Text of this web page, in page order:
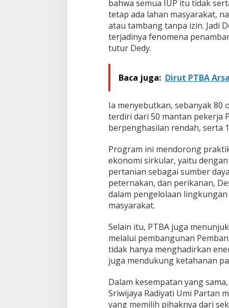
bahwa semua IUP itu tidak
tetap ada lahan masyarakat,
atau tambang tanpa izin. Jadi
terjadinya fenomena
tutur Dedy.
Baca juga: Dirut PTBA
Ia menyebutkan, sebanyak
terdiri dari 50 mantan pekerja
berpenghasilan rendah, serta
Program ini mendorong
ekonomi sirkular, yaitu
pertanian sebagai sumber
peternakan, dan perikanan,
dalam pengelolaan
masyarakat.
Selain itu, PTBA juga
melalui pembangunan
tidak hanya menghadirkan
juga mendukung ketahanan
Dalam kesempatan yang
Sriwijaya Radiyati Umi Partan
yang memilih pihaknya dari